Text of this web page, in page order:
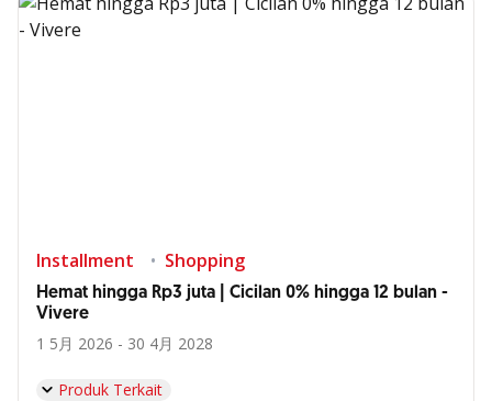
Installment Shopping
Hemat hingga Rp3 juta | Cicilan 0% hingga 12 bulan -
Vivere
1 5月 2026 - 30 4月 2028
Produk Terkait